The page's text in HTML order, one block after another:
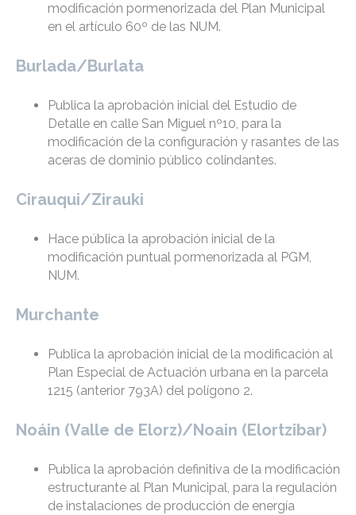
modificación pormenorizada del Plan Municipal
en el artículo 60º de las NUM.
Burlada/Burlata
Publica la aprobación inicial del Estudio de
Detalle en calle San Miguel nº10, para la
modificación de la configuración y rasantes de las
aceras de dominio público colindantes.
Cirauqui/Zirauki
Hace pública la aprobación inicial de la
modificación puntual pormenorizada al PGM,
NUM.
Murchante
Publica la aprobación inicial de la modificación al
Plan Especial de Actuación urbana en la parcela
1215 (anterior 793A) del polígono 2.
Noáin (Valle de Elorz)/Noain (Elortzibar)
Publica la aprobación definitiva de la modificación
estructurante al Plan Municipal, para la regulación
de instalaciones de producción de energía